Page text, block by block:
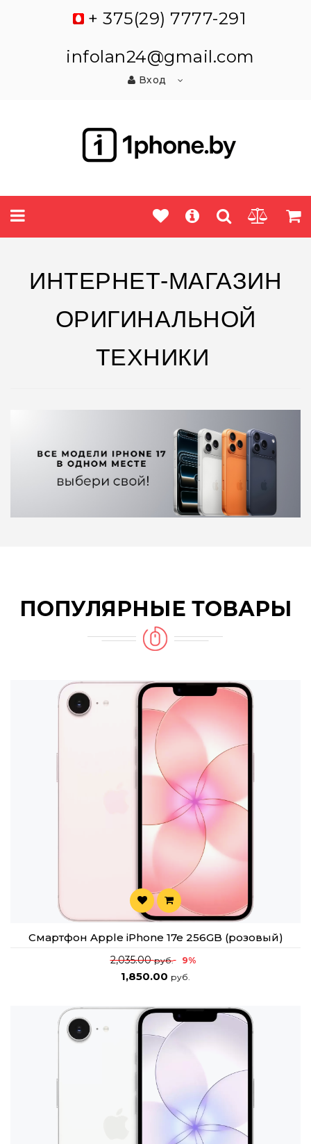
+ 375(29) 7777-291
infolan24@gmail.com
Вход
ИНТЕРНЕТ-МАГАЗИН
ОРИГИНАЛЬНОЙ
ТЕХНИКИ
ПОПУЛЯРНЫЕ ТОВАРЫ
Смартфон Apple iPhone 17e 256GB (розовый)
2,035.00руб. 9%
1,850.00 руб.